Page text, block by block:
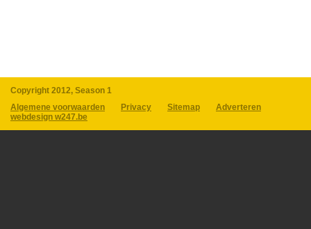
Copyright 2012, Season 1
Algemene voorwaarden
Privacy Sitemap
Adverteren
webdesign w247.be